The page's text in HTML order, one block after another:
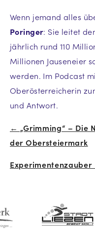
Wenn jemand alles
Poringer: Sie leitet
jährlich rund 110
Millionen Jauseneier
werden. Im Podcast
Oberösterreicherin
und Antwort.
Beitrags-
← „Grimming“ – Die
der Obersteiermark
Experimentenzauber